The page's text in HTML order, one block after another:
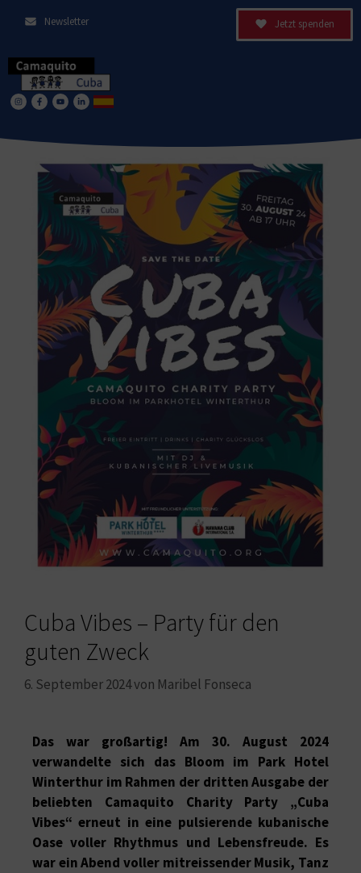
Newsletter Jetzt spenden
Cuba Vibes – Party für den
guten Zweck
6. September 2024von Maribel Fonseca
Das war großartig! Am 30. August 2024
verwandelte sich das Bloom im Park Hotel
Winterthur im Rahmen der dritten Ausgabe der
beliebten Camaquito Charity Party „Cuba
Vibes“ erneut in eine pulsierende kubanische
Oase voller Rhythmus und Lebensfreude. Es
war ein Abend voller mitreissender Musik, Tanz